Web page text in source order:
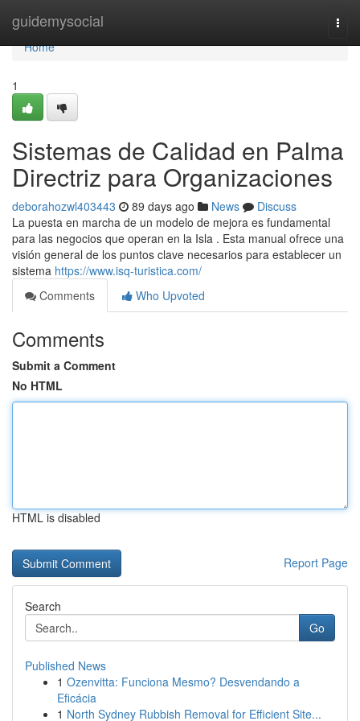
guidemysocial
Home
Home
1
Sistemas de Calidad en Palma
Directriz para Organizaciones
deborahozwl403443 89 days ago News
Discuss
La puesta en marcha de un modelo de mejora es fundamental
para las negocios que operan en la Isla . Esta manual ofrece una
visión general de los puntos clave necesarios para establecer un
sistema https://www.isq-turistica.com/
Comments
Who Upvoted
Comments
Submit a Comment
No HTML
HTML is disabled
Report Page
Search
Go
Published News
1 Ozenvitta: Funciona Mesmo? Desvendando a
Eficácia
1 North Sydney Rubbish Removal for Efficient Site...